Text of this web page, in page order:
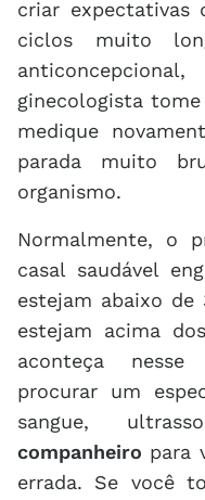
criar expectativas
ciclos muito
ginecologista
medique
parada muito
organismo.
Normalmente, o
casal saudável
estejam abaixo de
estejam acima
aconteça
procurar um
sangue,
companheiro para
errada. Se você